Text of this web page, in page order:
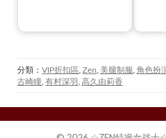
分類： VIP折扣區 Zen 美腿制服 角色扮
古崎瞳 有村深羽 高久由莉香